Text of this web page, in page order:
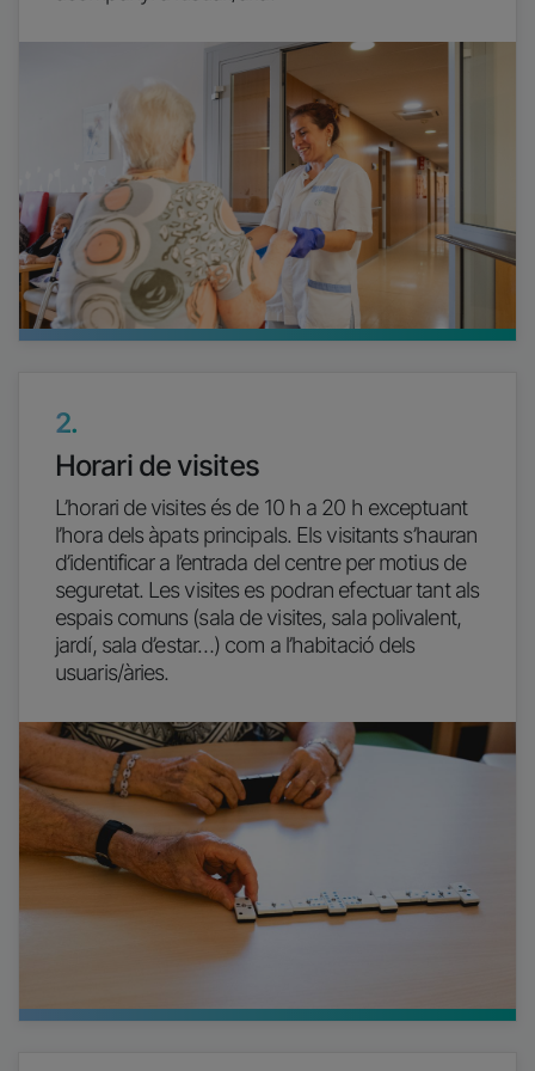
2.
Horari de visites
L’horari de visites és de 10 h a 20 h exceptuant
l’hora dels àpats principals. Els visitants s’hauran
d’identificar a l’entrada del centre per motius de
seguretat. Les visites es podran efectuar tant als
espais comuns (sala de visites, sala polivalent,
jardí, sala d’estar…) com a l’habitació dels
usuaris/àries.
Imatge